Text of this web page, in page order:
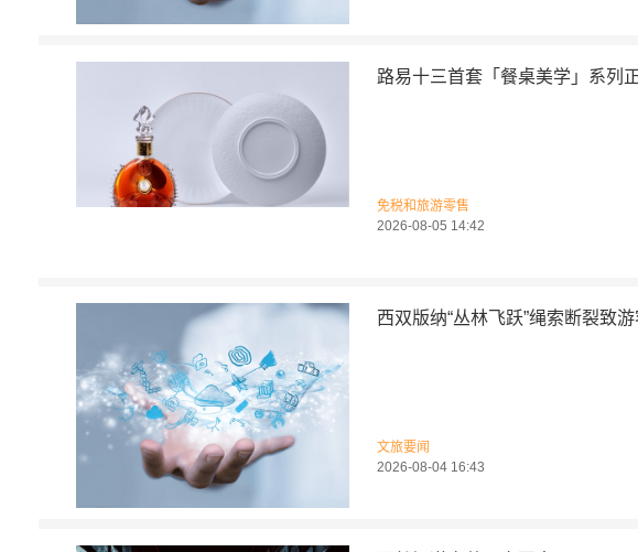
路易十三首套「餐桌美学」系列
免税和旅游零售
2026-08-05 14:42
西双版纳“丛林飞跃”绳索断裂致
文旅要闻
2026-08-04 16:43